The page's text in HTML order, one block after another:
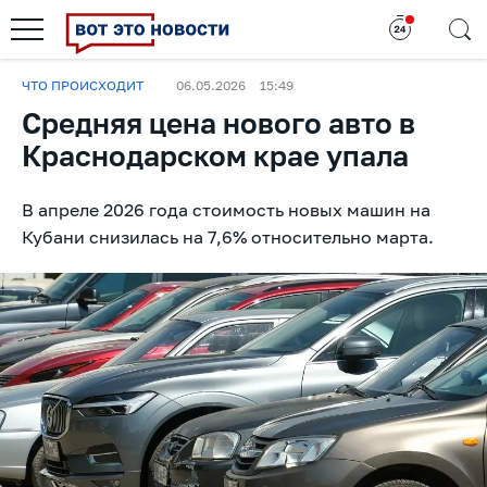
ЧТО ПРОИСХОДИТ 06.05.2026 15:49
Средняя цена нового авто в
Краснодарском крае упала
В апреле 2026 года стоимость новых машин на
Кубани снизилась на 7,6% относительно марта.